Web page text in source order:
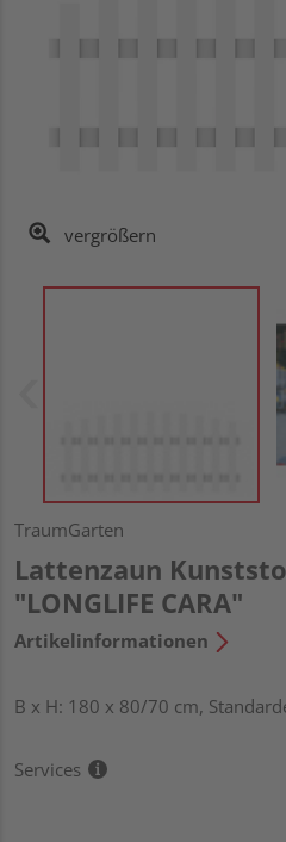
vergrößern
TraumGarten
Lattenzaun
"LONGLIFE CARA"
Artikelinformationen
B x H: 180 x 80/70 cm,
Services